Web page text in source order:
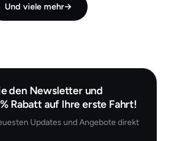
Und viele mehr→
den Newsletter und
Rabatt auf Ihre erste Fahrt!
Updates und Angebote direkt